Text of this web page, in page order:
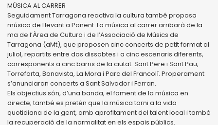
MÚSICA AL CARRER
Seguidament Tarragona reactiva la cultura també proposa
música de Llevant a Ponent. La música al carrer arribarà de la
ma de l’Àrea de Cultura i de l’Associació de Músics de
Tarragona (aMt), que proposen cinc concerts de petit format al
juliol, repartits entre dos dissabtes i a cinc escenaris diferents,
corresponents a cinc barris de la ciutat: Sant Pere i Sant Pau,
Torreforta, Bonavista, La Mora i Parc del Francolí. Properament
s’anunciaran concerts a Sant Salvador i Ferran.
Els objectius són, d’una banda, el foment de la música en
directe; també es pretén que la música torni a la vida
quotidiana de la gent, amb aprofitament del talent local i també
la recuperació de la normalitat en els espais públics.